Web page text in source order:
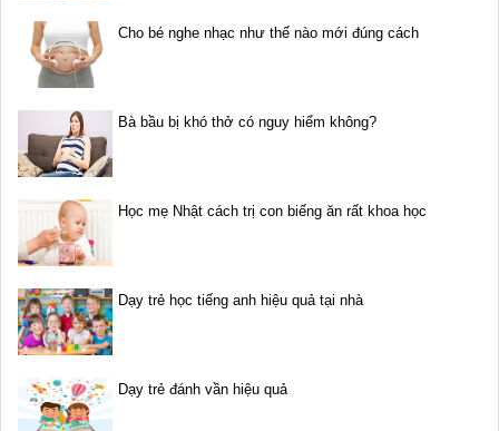
Cho bé nghe nhạc như thế nào mới đúng cách
Bà bầu bị khó thở có nguy hiểm không?
Học mẹ Nhật cách trị con biếng ăn rất khoa học
Dạy trẻ học tiếng anh hiệu quả tại nhà
Dạy trẻ đánh vần hiệu quả